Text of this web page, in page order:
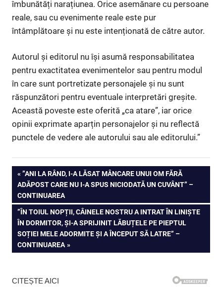
îmbunătăți narațiunea. Orice asemănare cu persoane
reale, sau cu evenimente reale este pur
întâmplătoare și nu este intenționată de către autor.
Autorul și editorul nu își asumă responsabilitatea
pentru exactitatea evenimentelor sau pentru modul
în care sunt portretizate personajele și nu sunt
răspunzători pentru eventuale interpretări greșite.
Această poveste este oferită „ca atare”, iar orice
opinii exprimate aparțin personajelor și nu reflectă
punctele de vedere ale autorului sau ale editorului.”
Navigare
în
articole
PREVIOUS
POST:
”ANI LA RÂND, I-A LĂSAT MÂNCARE UNUI OM FĂRĂ
ADĂPOST CARE NU I-A SPUS NICIODATĂ UN CUVÂNT” –
CONTINUAREA
NEXT
POST:
”ÎN TOIUL NOPȚII, CÂINELE NOSTRU A INTRAT ÎN LINIȘTE
ÎN DORMITOR, ȘI-A SPRIJINIT LĂBUȚELE PE PIEPTUL
SOȚIEI MELE ADORMITE ȘI A ÎNCEPUT SĂ LATRE” –
CONTINUAREA